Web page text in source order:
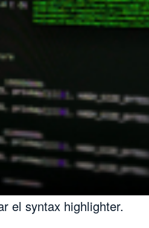
el syntax highlighter.